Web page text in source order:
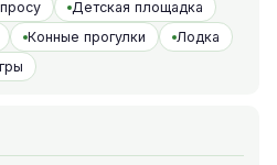
Детская площадка
Конные прогулки
Лодка